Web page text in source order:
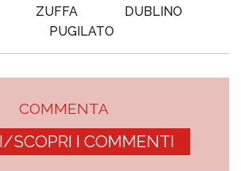
ZUFFA
DUBLINO
PUGILATO
COMMENTA
SCOPRI I COMMENTI